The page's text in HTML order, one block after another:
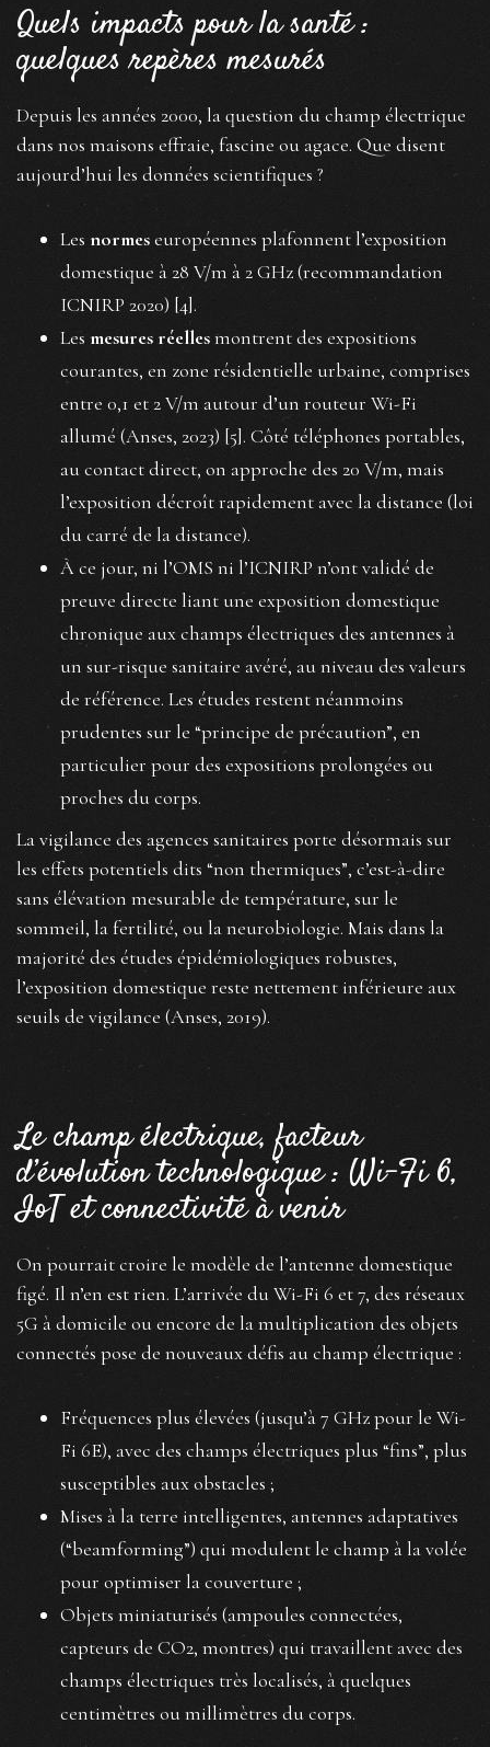
Quels impacts pour la santé :
quelques repères mesurés
Depuis les années 2000, la question du champ électrique
dans nos maisons effraie, fascine ou agace. Que disent
aujourd’hui les données scientifiques ?
Les normeseuropéennes plafonnent l’exposition
domestique à 28 V/m à 2 GHz (recommandation
ICNIRP 2020) [4].
Les mesures réellesmontrent des expositions
courantes, en zone résidentielle urbaine, comprises
entre 0,1 et 2 V/m autour d’un routeur Wi-Fi
allumé (Anses, 2023) [5]. Côté téléphones portables,
au contact direct, on approche des 20 V/m, mais
l’exposition décroît rapidement avec la distance (loi
du carré de la distance).
À ce jour, ni l’OMS ni l’ICNIRP n’ont validé de
preuve directe liant une exposition domestique
chronique aux champs électriques des antennes à
un sur-risque sanitaire avéré, au niveau des valeurs
de référence. Les études restent néanmoins
prudentes sur le “principe de précaution”, en
particulier pour des expositions prolongées ou
proches du corps.
La vigilance des agences sanitaires porte désormais sur
les effets potentiels dits “non thermiques”, c’est-à-dire
sans élévation mesurable de température, sur le
sommeil, la fertilité, ou la neurobiologie. Mais dans la
majorité des études épidémiologiques robustes,
l’exposition domestique reste nettement inférieure aux
seuils de vigilance (Anses, 2019).
Le champ électrique, facteur
d’évolution technologique : Wi-Fi 6,
IoT et connectivité à venir
On pourrait croire le modèle de l’antenne domestique
figé. Il n’en est rien. L’arrivée du Wi-Fi 6 et 7, des réseaux
5G à domicile ou encore de la multiplication des objets
connectés pose de nouveaux défis au champ électrique :
Fréquences plus élevées (jusqu’à 7 GHz pour le Wi-
Fi 6E), avec des champs électriques plus “fins”, plus
susceptibles aux obstacles ;
Mises à la terre intelligentes, antennes adaptatives
(“beamforming”) qui modulent le champ à la volée
pour optimiser la couverture ;
Objets miniaturisés (ampoules connectées,
capteurs de CO2, montres) qui travaillent avec des
champs électriques très localisés, à quelques
centimètres ou millimètres du corps.